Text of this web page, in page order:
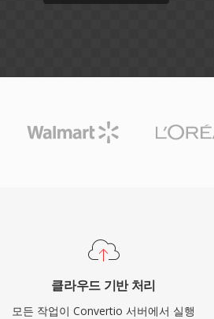
클라우드 기반 처리
모든 작업이 Convertio 서버에서 실행